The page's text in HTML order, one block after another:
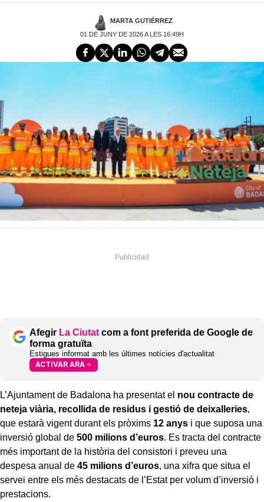
MARTA GUTIÉRREZ
01 DE JUNY DE 2026 A LES 16:49H
Afegir La Ciutat com a font preferida de Google de
forma gratuïta
Estigues informat amb les últimes notícies d'actualitat
ACTIVAR ARA
L’Ajuntament de Badalona ha presentat el nou contracte de
neteja viària, recollida de residus i gestió de deixalleries,
que estarà vigent durant els pròxims 12 anys i que suposa una
inversió global de 500 milions d’euros. Es tracta del contracte
més important de la història del consistori i preveu una
despesa anual de 45 milions d’euros, una xifra que situa el
servei entre els més destacats de l’Estat per volum d’inversió i
prestacions.